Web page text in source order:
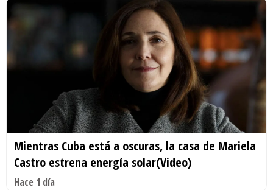
Mientras Cuba está a oscuras, la casa de Mariela
Castro estrena energía solar(Video)
Hace 1 día